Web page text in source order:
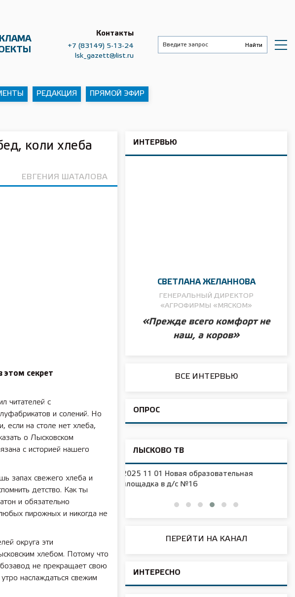
Контакты
+7 (83149) 5-13-24
lsk_gazett@list.ru
РЕДАКЦИЯ ПРЯМОЙ ЭФИР
коли хлеба
ЕВГЕНИЯ ШАТАЛОВА
этом секрет
читателей с
и солений. Но
если на столе нет хлеба,
о Лысковском
с историей нашего
запах свежего хлеба и
детство. Как ты
и обязательно
пирожных и никогда не
округа эти
хлебом. Потому что
не прекращает свою
наслаждаться свежим
ИНТЕРВЬЮ
СВЕТЛАНА ЖЕЛАННОВА
ГЕНЕРАЛЬНЫЙ ДИРЕКТОР
«АГРОФИРМЫ «МЯСКОМ»
«Прежде всего комфорт не
наш, а коров»
ВСЕ ИНТЕРВЬЮ
ОПРОС
ЛЫСКОВО ТВ
Новая образовательная
в д/с №16
2025 11 01 Посвящение в музыканты
музыкальной школы им. Касьянова
ПЕРЕЙТИ НА КАНАЛ
ИНТЕРЕСНО